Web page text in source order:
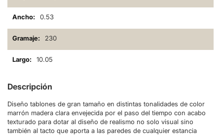
0.53
230
10.05
Descripción
Diseño tablones de gran tamaño en distintas tonalidades de color
marrón madera clara envejecida por el paso del tiempo con acabo
texturado para dotar al diseño de realismo no solo visual sino
también al tacto que aporta a las paredes de cualquier estancia